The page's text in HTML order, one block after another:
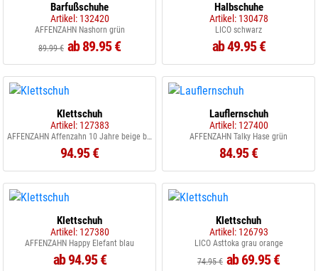
Barfußschuhe
Artikel: 132420
AFFENZAHN Nashorn grün
89.99 € ab 89.95 €
Halbschuhe
Artikel: 130478
LICO schwarz
ab 49.95 €
Klettschuh
Artikel: 127383
AFFENZAHN Affenzahn 10 Jahre beige bunt
94.95 €
Lauflernschuh
Artikel: 127400
AFFENZAHN Talky Hase grün
84.95 €
Klettschuh
Artikel: 127380
AFFENZAHN Happy Elefant blau
ab 94.95 €
Klettschuh
Artikel: 126793
LICO Asttoka grau orange
74.95 € ab 69.95 €